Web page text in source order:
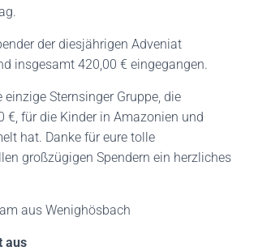
der diesjährigen Adveniat
insgesamt 420,00 € eingegangen.
einzige Sternsinger Gruppe, die
€, für die Kinder in Amazonien und
hat. Danke für eure tolle
großzügigen Spendern ein herzliches
aus Wenighösbach
aus